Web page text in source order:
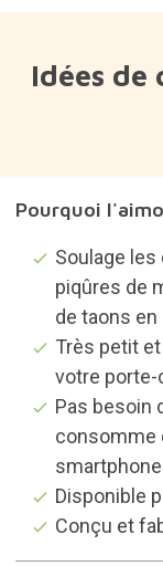
Idées de
Pourquoi
Soulage
piqûres de
de taons
Très petit
votre porte-
Pas besoin
consomme
Disponible
Conçu et